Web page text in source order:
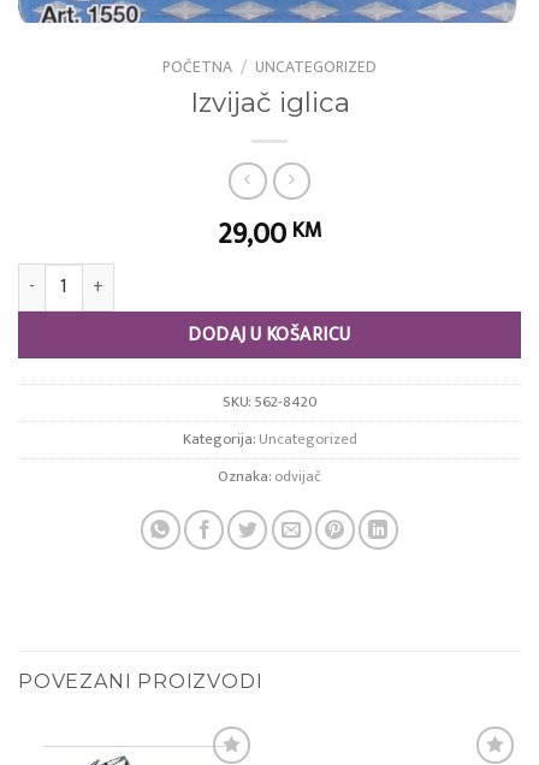
POČETNA / UNCATEGORIZED
Izvijač iglica
29,00 KM
Izvijač iglica količina
DODAJ U KOŠARICU
SKU:562-8420
Kategorija:Uncategorized
Oznaka:odvijač
POVEZANI PROIZVODI